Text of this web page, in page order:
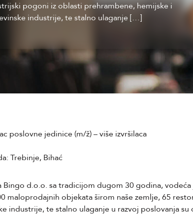
pogoni iz oblasti prehrambene, hemijske i
industrije, te stalno ulaganje […]
poslovne jedinice (m/ž) – više izvršilaca
Trebinje, Bihać
Bingo d.o.o. sa tradicijom dugom 30 godina,
maloprodajnih objekata širom naše zemlje, 65
industrije, te stalno ulaganje u razvoj poslovanja su